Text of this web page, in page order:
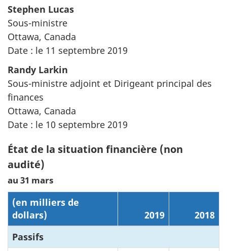
Stephen Lucas
Sous-ministre
Ottawa, Canada
Date : le 11 septembre 2019
Randy Larkin
Sous-ministre adjoint et Dirigeant principal des
finances
Ottawa, Canada
Date : le 10 septembre 2019
État de la situation financière (non
audité)
au 31 mars
(en milliers de
dollars)
2019
2018
Passifs